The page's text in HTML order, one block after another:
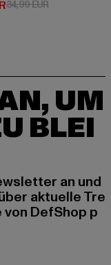
Preis: 14,00 EUR
34,99 EURAktionspreis:
UM
BLEI
an und
aktuelle Tre
DefShop p